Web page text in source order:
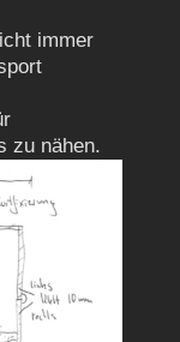
immer
zu nähen.